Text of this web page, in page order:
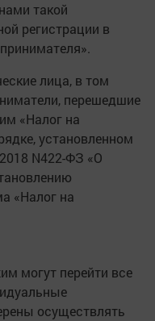
такой
регистрации в
лица, в том
перешедшие
«Налог на
установленном
N422-ФЗ «О
«Налог на
могут перейти все
осуществлять